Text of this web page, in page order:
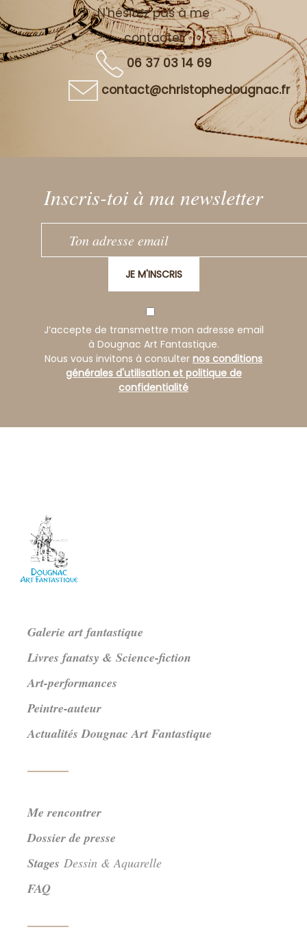
N'hésitez pas à me
contacter
06 37 03 14 69
contact@christophedougnac.fr
Inscris-toi à ma newsletter
JE M'INSCRIS
J’accepte de transmettre mon adresse email
à Dougnac Art Fantastique.
Nous vous invitons à consulter nos conditions
générales d'utilisation et politique de
confidentialité
Galerie art fantastique
Livres fanatsy & Science-fiction
Art-performances
Peintre-auteur
Actualités Dougnac Art Fantastique
Me rencontrer
Dossier de presse
Stages Dessin & Aquarelle
FAQ